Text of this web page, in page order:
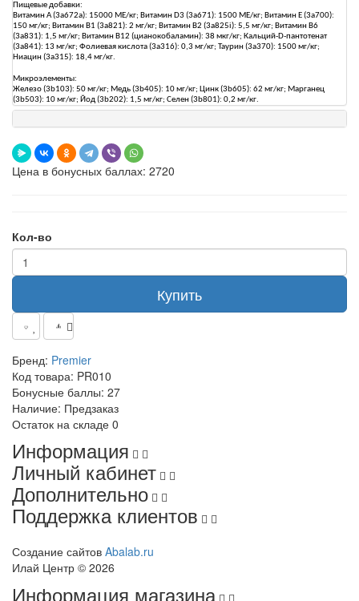
Пищевые добавки:
Витамин А (3a672a): 15000 МЕ/кг; Витамин D3 (3a671): 1500 МЕ/кг; Витамин Е (3a700):
150 мг/кг; Витамин B1 (3a821): 2 мг/кг; Витамин B2 (3a825i): 5,5 мг/кг; Витамин B6
(3a831): 1,5 мг/кг; Витамин B12 (цианокобаламин): 38 мкг/кг; Кальций-D-пантотенат
(3a841): 13 мг/кг; Фолиевая кислота (3a316): 0,3 мг/кг; Таурин (3a370): 1500 мг/кг;
Ниацин (3a315): 18,4 мг/кг.
Микроэлементы:
Железо (3b103): 50 мг/кг; Медь (3b405): 10 мг/кг; Цинк (3b605): 62 мг/кг; Марганец
(3b503): 10 мг/кг; Йод (3b202): 1,5 мг/кг; Селен (3b801): 0,2 мг/кг.
Цена в бонусных баллах: 2720
Кол-во
Купить
Бренд: Premier
Код товара: PR010
Бонусные баллы: 27
Наличие: Предзаказ
Остаток на складе 0
Информация
Личный кабинет
Дополнительно
Поддержка клиентов
Создание сайтов Abalab.ru
Илай Центр © 2026
Информация магазина